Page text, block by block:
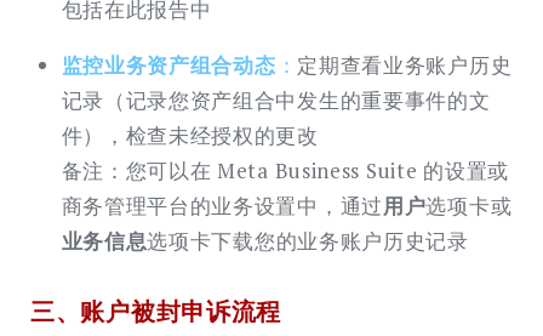
包括在此报告中
监控业务资产组合动态 ： 定期查看业务账户历史
记录（记录您资产组合中发生的重要事件的文
件），检查未经授权的更改
备注：您可以在 Meta Business Suite 的设置或
商务管理平台的业务设置中，通过用户选项卡或
业务信息选项卡下载您的业务账户历史记录
三、账户被封申诉流程